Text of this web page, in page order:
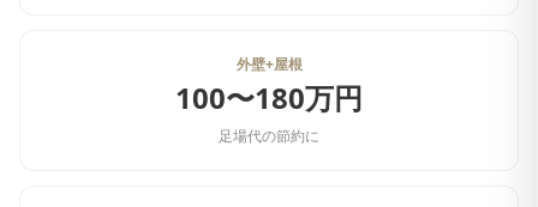
外壁+屋根
100〜180万円
足場代の節約に